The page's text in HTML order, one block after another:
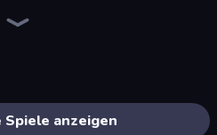
anzeigen